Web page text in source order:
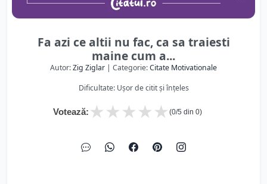
Fa azi ce altii nu fac, ca sa traiesti
maine cum a...
Autor:Zig Ziglar | Categorie:Citate Motivationale
Dificultate: Ușor de citit și înțeles
Votează: ★
★
★
★
★ (0/5 din 0)